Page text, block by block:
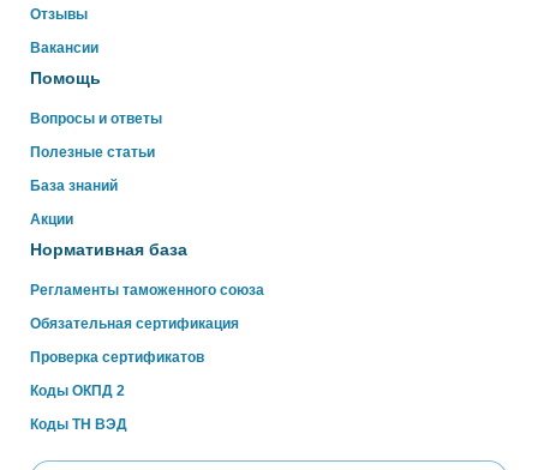
Отзывы
Вакансии
Помощь
Вопросы и ответы
Полезные статьи
База знаний
Акции
Нормативная база
Регламенты таможенного союза
Обязательная сертификация
Проверка сертификатов
Коды ОКПД 2
Коды ТН ВЭД